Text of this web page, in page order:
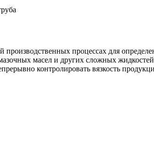
производственных процессах для
масел и других сложных
контролировать вязкость